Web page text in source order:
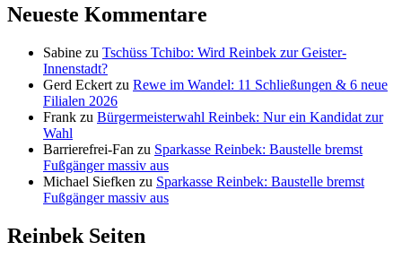
Neueste Kommentare
Sabine zu Tschüss Tchibo: Wird Reinbek zur Geister-
Innenstadt?
Gerd Eckert zu Rewe im Wandel: 11 Schließungen & 6 neue
Filialen 2026
Frank zu Bürgermeisterwahl Reinbek: Nur ein Kandidat zur
Wahl
Barrierefrei-Fan zu Sparkasse Reinbek: Baustelle bremst
Fußgänger massiv aus
Michael Siefken zu Sparkasse Reinbek: Baustelle bremst
Fußgänger massiv aus
Reinbek Seiten